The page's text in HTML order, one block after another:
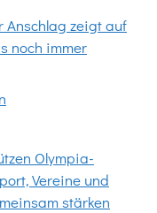
Anschlag zeigt auf
noch immer
Olympia-
Vereine und
stärken